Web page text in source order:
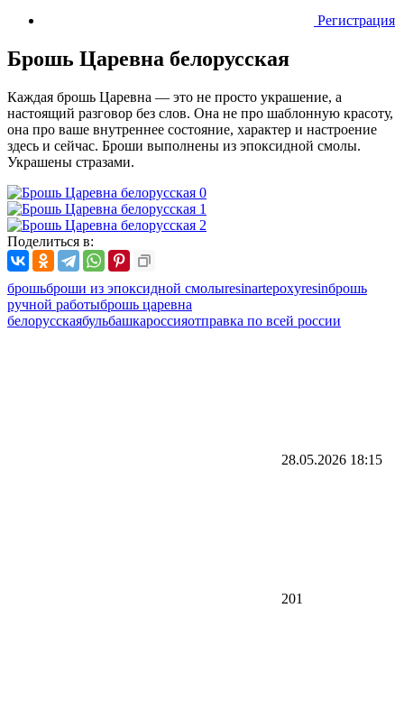
Регистрация
Брошь Царевна белорусская
Каждая брошь Царевна — это не просто украшение, а
настоящий разговор без слов. Она не про шаблонную красоту,
она про ваше внутреннее состояние, характер и настроение
здесь и сейчас. Броши выполнены из эпоксидной смолы.
Украшены стразами.
Поделиться в:
брошьброши из эпоксидной смолыresinartepoxyresinброшь
ручной работыброшь царевна
белорусскаябульбашкароссияотправка по всей россии
28.05.2026 18:15
201